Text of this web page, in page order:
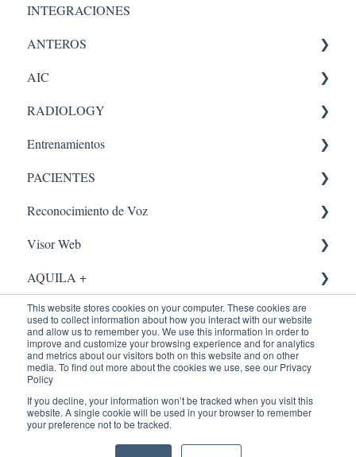
This website stores cookies on your computer. These cookies are
used to collect information about how you interact with our website
and allow us to remember you. We use this information in order to
improve and customize your browsing experience and for analytics
and metrics about our visitors both on this website and on other
media. To find out more about the cookies we use, see our Privacy
Policy
If you decline, your information won’t be tracked when you visit this
website. A single cookie will be used in your browser to remember
your preference not to be tracked.
Portal Paciente
Flujo Asistencial.
Tecnologo
Ecografía
Adendum
Recepción
Buscar Paciente
Radiólogo
Crear Paciente
Caso Critico
Certificados
VNA
Indicadores
Visor Alma
INTEGRACIONES
ANTEROS
Administrador
AIC
Validación.
Administrador
PACS
Recepción
Radiólogo
Agendamiento
Indicadores
Usuario
Flujo Asistencial
Transcripción
RADIOLOGY
Equipos Médicos
Entrenamientos
ENTRENAMIENTOS AQUILA
PACIENTES
Portal Paciente
Reconocimiento de Voz
Administrador
Visor Web
Visor
AQUILA +
Administrador
Dicom Gateway
Consultar Estudios
Tecnólogo
Centro de ayuda
imexhs.com
Copyright © 2026, IMEXHS /